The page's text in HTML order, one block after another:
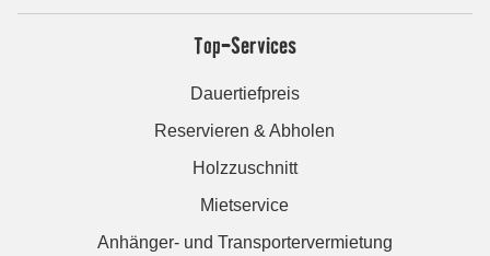
Top-Services
Dauertiefpreis
Reservieren & Abholen
Holzzuschnitt
Mietservice
Anhänger- und Transportervermietung